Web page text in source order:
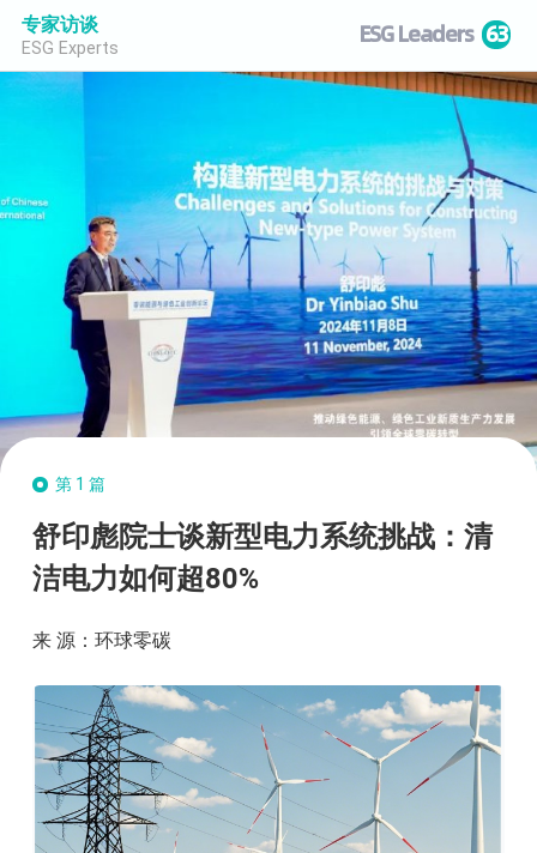
专家访谈
ESG Experts ESG Leaders 63
第1篇
舒印彪院士谈新型电力系统挑战：清
洁电力如何超80%
来 源：环球零碳